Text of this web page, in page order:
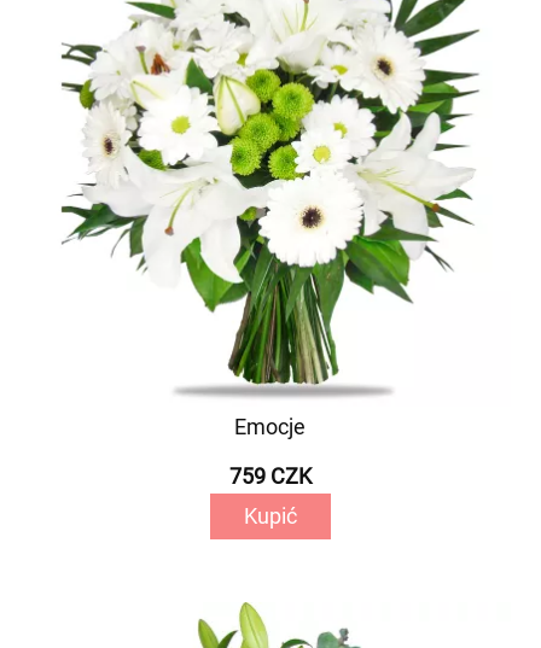
Emocje
759 CZK
Kupić